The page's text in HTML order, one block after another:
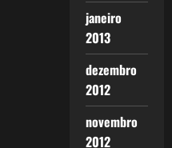
janeiro
2013
dezembro
2012
novembro
2012